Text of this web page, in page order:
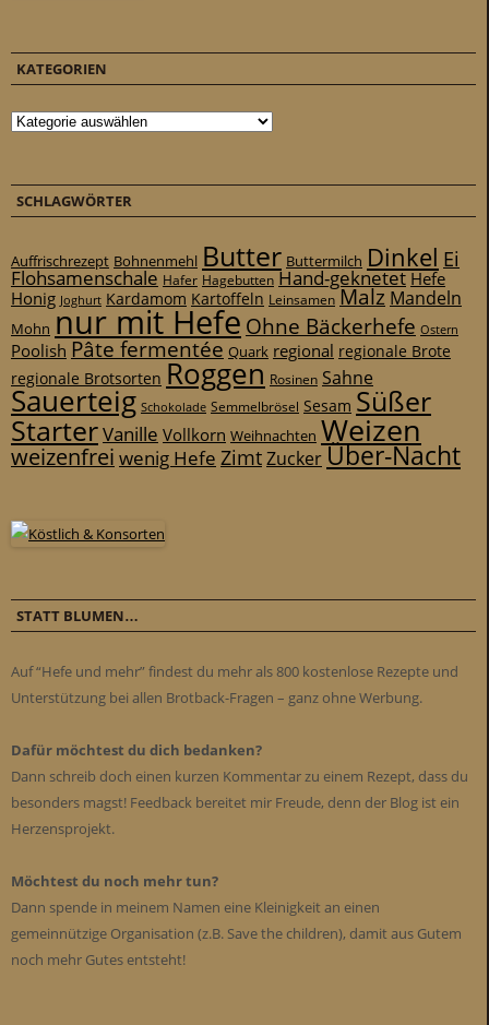
KATEGORIEN
Kategorien
SCHLAGWÖRTER
Auffrischrezept Bohnenmehl Butter Buttermilch Dinkel Ei
Flohsamenschale Hafer Hagebutten Hand-geknetet Hefe
Honig Joghurt Kardamom Kartoffeln Leinsamen Malz Mandeln
Mohn nur mit Hefe Ohne Bäckerhefe Ostern
Poolish Pâte fermentée Quark regional regionale Brote
regionale Brotsorten Roggen Rosinen Sahne
Sauerteig Schokolade Semmelbrösel Sesam Süßer
StarterVanille Vollkorn Weihnachten Weizen
weizenfrei wenig Hefe ZimtZuckerÜber-Nacht
STATT BLUMEN…
Auf “Hefe und mehr” findest du mehr als 800 kostenlose Rezepte und
Unterstützung bei allen Brotback-Fragen – ganz ohne Werbung.
Dafür möchtest du dich bedanken?
Dann schreib doch einen kurzen Kommentar zu einem Rezept, dass du
besonders magst! Feedback bereitet mir Freude, denn der Blog ist ein
Herzensprojekt.
Möchtest du noch mehr tun?
Dann spende in meinem Namen eine Kleinigkeit an einen
gemeinnützige Organisation (z.B. Save the children), damit aus Gutem
noch mehr Gutes entsteht!